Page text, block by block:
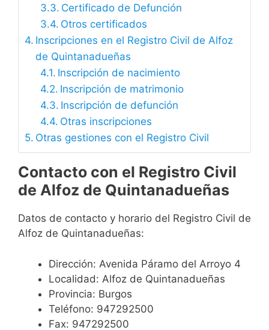
Certificado de Defunción
Otros certificados
Inscripciones en el Registro Civil de Alfoz
de Quintanadueñas
Inscripción de nacimiento
Inscripción de matrimonio
Inscripción de defunción
Otras inscripciones
Otras gestiones con el Registro Civil
Contacto con el Registro Civil
de Alfoz de Quintanadueñas
Datos de contacto y horario del Registro Civil de
Alfoz de Quintanadueñas:
Dirección: Avenida Páramo del Arroyo 4
Localidad: Alfoz de Quintanadueñas
Provincia: Burgos
Teléfono: 947292500
Fax: 947292500